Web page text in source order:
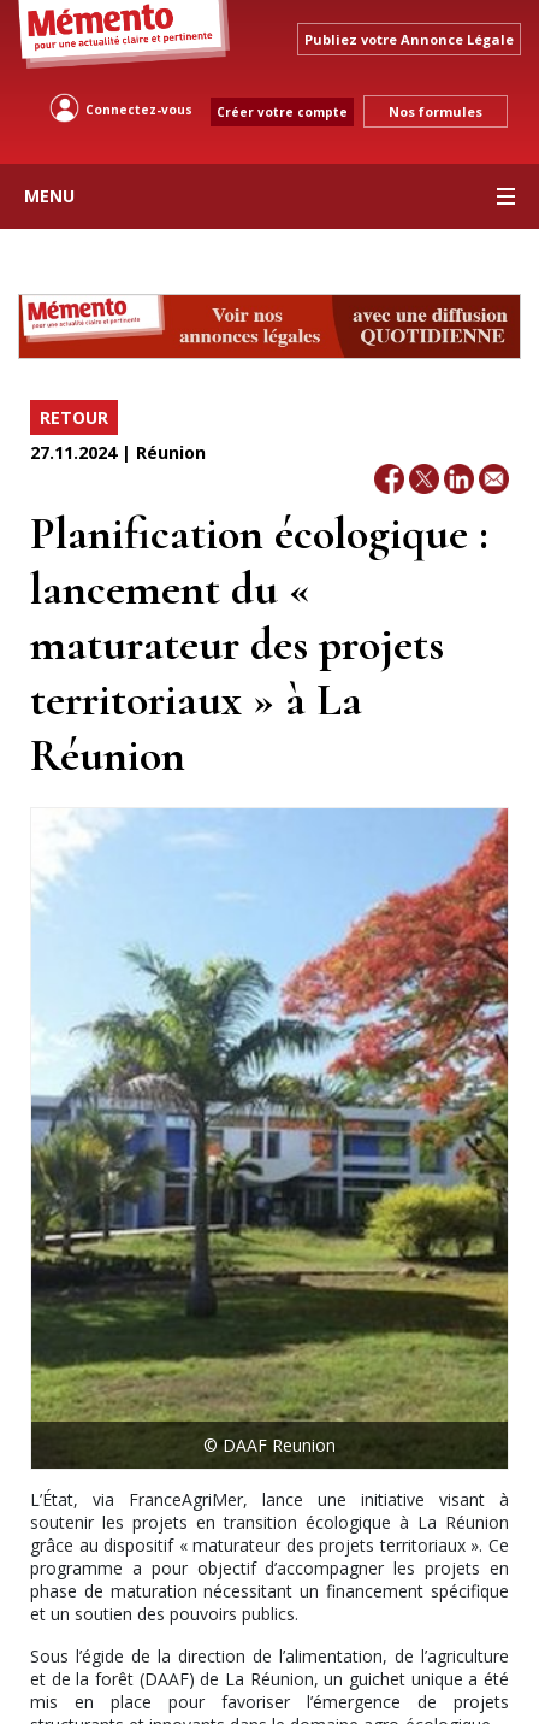
Publiez votre Annonce Légale
Connectez-vous Créer votre compte Nos formules
MENU
RETOUR
27.11.2024 | Réunion
Planification écologique :
lancement du «
maturateur des projets
territoriaux » à La
Réunion
© DAAF Reunion
L’État, via FranceAgriMer, lance une initiative visant à
soutenir les projets en transition écologique à La Réunion
grâce au dispositif « maturateur des projets territoriaux ». Ce
programme a pour objectif d’accompagner les projets en
phase de maturation nécessitant un financement spécifique
et un soutien des pouvoirs publics.
Sous l’égide de la direction de l’alimentation, de l’agriculture
et de la forêt (DAAF) de La Réunion, un guichet unique a été
mis en place pour favoriser l’émergence de projets